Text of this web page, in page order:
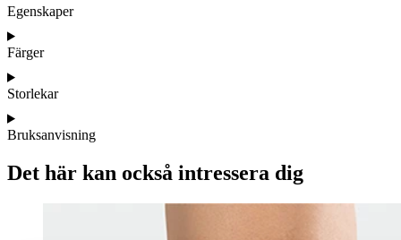
Egenskaper
Färger
Storlekar
Bruksanvisning
Det här kan också intressera dig